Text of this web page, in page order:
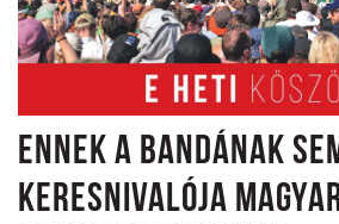
ENNEK A BANDÁNAK
KERESNIVALÓJA